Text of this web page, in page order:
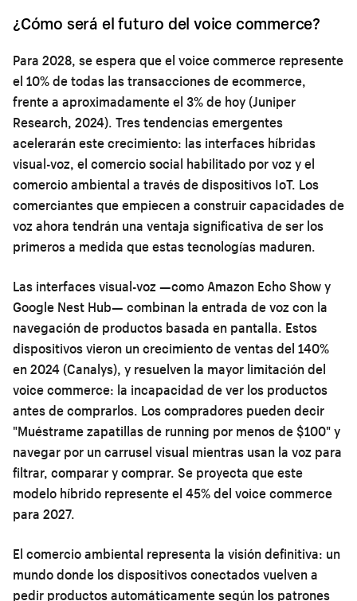
¿Cómo será el futuro del voice commerce?
Para 2028, se espera que el voice commerce represente
el 10% de todas las transacciones de ecommerce,
frente a aproximadamente el 3% de hoy (Juniper
Research, 2024). Tres tendencias emergentes
acelerarán este crecimiento: las interfaces híbridas
visual-voz, el comercio social habilitado por voz y el
comercio ambiental a través de dispositivos IoT. Los
comerciantes que empiecen a construir capacidades de
voz ahora tendrán una ventaja significativa de ser los
primeros a medida que estas tecnologías maduren.
Las interfaces visual-voz —como Amazon Echo Show y
Google Nest Hub— combinan la entrada de voz con la
navegación de productos basada en pantalla. Estos
dispositivos vieron un crecimiento de ventas del 140%
en 2024 (Canalys), y resuelven la mayor limitación del
voice commerce: la incapacidad de ver los productos
antes de comprarlos. Los compradores pueden decir
"Muéstrame zapatillas de running por menos de $100" y
navegar por un carrusel visual mientras usan la voz para
filtrar, comparar y comprar. Se proyecta que este
modelo híbrido represente el 45% del voice commerce
para 2027.
El comercio ambiental representa la visión definitiva: un
mundo donde los dispositivos conectados vuelven a
pedir productos automáticamente según los patrones